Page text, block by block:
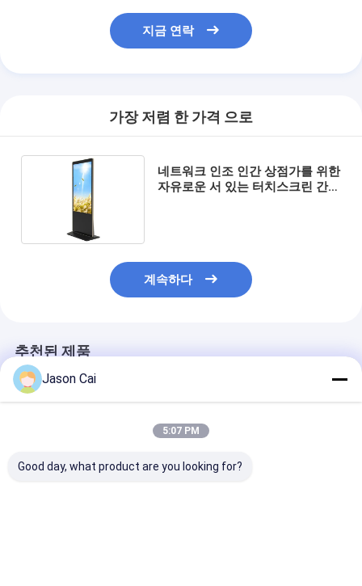
지금 연락
가장 저렴 한 가격 으로
네트워크 인조 인간 상점가를 위한
자유로운 서 있는 터치스크린 간이
계속하다
추천된 제품
Jason Cai
5:07 PM
Good day, what product are you looking for?